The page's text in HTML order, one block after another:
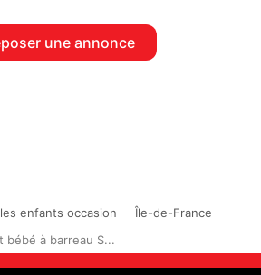
une annonce
enfants occasion
Île-de-France
bébé à barreau S...